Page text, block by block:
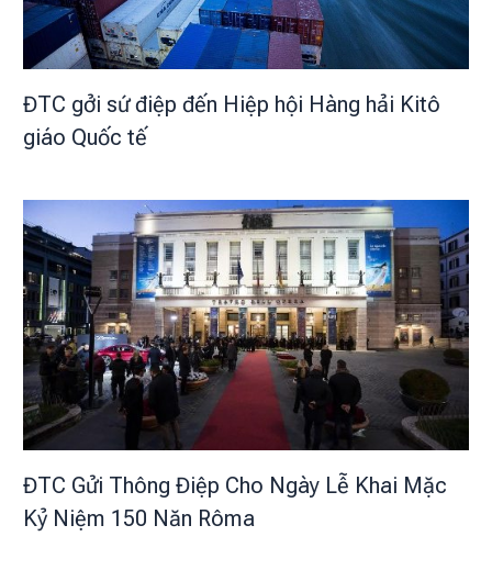
ĐTC gởi sứ điệp đến Hiệp hội Hàng hải Kitô
giáo Quốc tế
ĐTC Gửi Thông Điệp Cho Ngày Lễ Khai Mặc
Kỷ Niệm 150 Năn Rôma